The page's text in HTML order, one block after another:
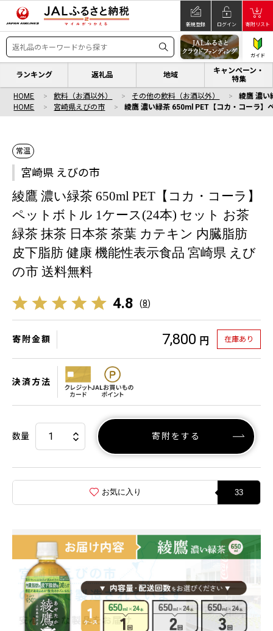
新規登録 ログイン 寄附リスト
ガイド
ランキング 返礼品 地域
キャンペーン・
特集
HOME 飲料（お酒以外） その他の飲料（お酒以外）
綾鷹 濃い
HOME
宮崎県えびの市 綾鷹 濃い緑茶 650ml PET【コカ・コーラ】
常温
宮崎県 えびの市
綾鷹 濃い緑茶 650ml PET【コカ・コーラ】
ペットボトル 1ケース(24本) セット お茶
緑茶 抹茶 日本茶 茶葉 カテキン 内臓脂肪
皮下脂肪 健康 機能性表示食品 宮崎県 えび
の市 送料無料
4.8 (8)
寄附金額 7,800 円 在庫あり
決済方法
数量 寄附をする
お気に入り 33